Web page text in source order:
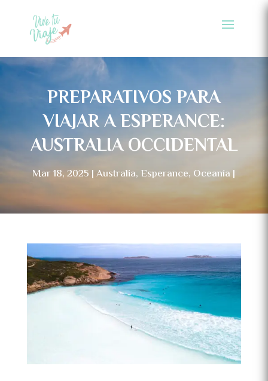
PREPARATIVOS PARA
VIAJAR A ESPERANCE:
AUSTRALIA OCCIDENTAL
Mar 18, 2025 Australia,Esperance, Oceanía